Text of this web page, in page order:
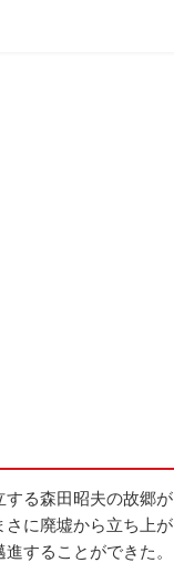
る森田昭夫の故郷
に廃墟から立ち上
することができた。